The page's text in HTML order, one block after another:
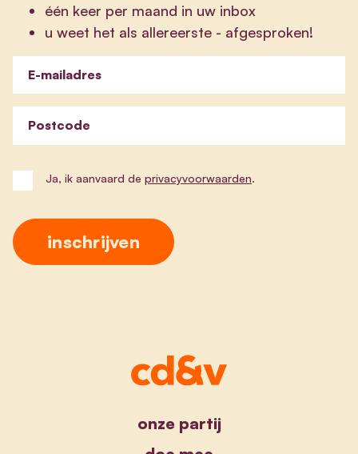
één keer per maand in uw inbox
u weet het als allereerste - afgesproken!
E-mailadres
Postcode
Ja, ik aanvaard de privacyvoorwaarden.
onze partij